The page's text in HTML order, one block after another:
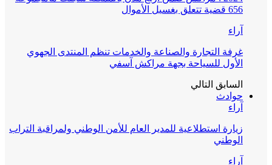
656 قضية تتعلق بغسيل الأموال
آراء
غرفة التجارة والصناعة والخدمات تنظم المنتدى الجهوي
الأول للسياحة بجهة مراكش آسفي
السابق التالي
حوادث
آراء
زيارة استطلاعية للمدير العام للأمن الوطني ولمراقبة التراب
الوطني
آراء